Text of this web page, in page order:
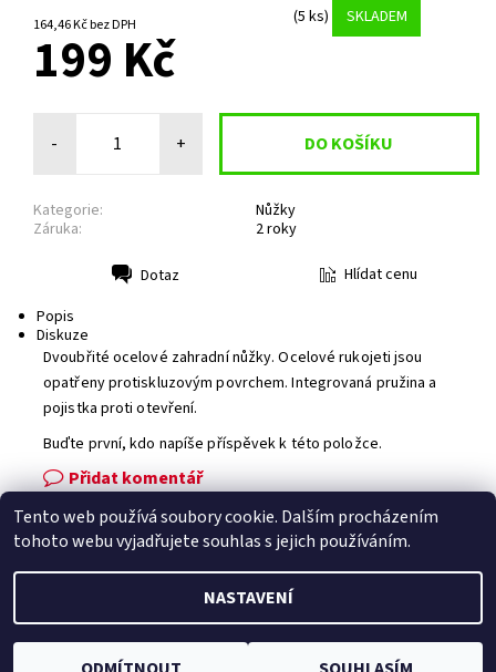
164,46 Kč bez DPH (5 ks) SKLADEM
199 Kč
- +
Kategorie:
Nůžky
Záruka:
2 roky
Dotaz
Hlídat cenu
Popis
Diskuze
Dvoubřité ocelové zahradní nůžky. Ocelové rukojeti jsou
opatřeny protiskluzovým povrchem. Integrovaná pružina a
pojistka proti otevření.
Buďte první, kdo napíše příspěvek k této položce.
Přidat komentář
Facebook | Heureka.cz | Zboží.cz
2026 © Zahradní technika VOLEJNÍK, všechna práva vyhrazena
Tento web používá soubory cookie. Dalším procházením
tohoto webu vyjadřujete souhlas s jejich používáním.
NASTAVENÍ